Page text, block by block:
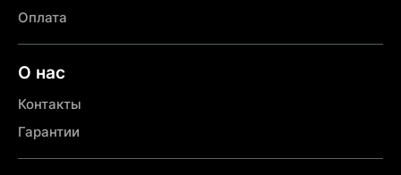
Оплата
О нас
Контакты
Гарантии